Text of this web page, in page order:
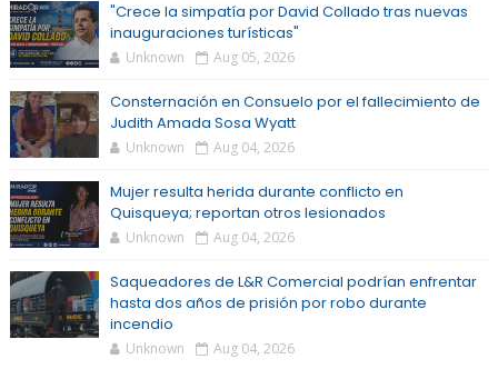
"Crece la simpatía por David Collado tras nuevas
inauguraciones turísticas"
Unknown Aug 05, 2026
Consternación en Consuelo por el fallecimiento de
Judith Amada Sosa Wyatt
Unknown Aug 04, 2026
Mujer resulta herida durante conflicto en
Quisqueya; reportan otros lesionados
Unknown Aug 04, 2026
Saqueadores de L&R Comercial podrían enfrentar
hasta dos años de prisión por robo durante
incendio
Unknown Aug 04, 2026